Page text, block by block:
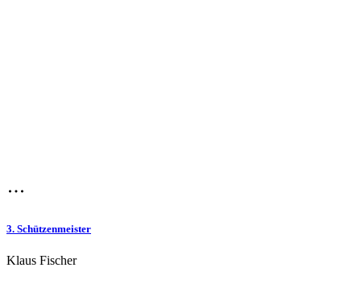
3. Schützenmeister
Klaus Fischer